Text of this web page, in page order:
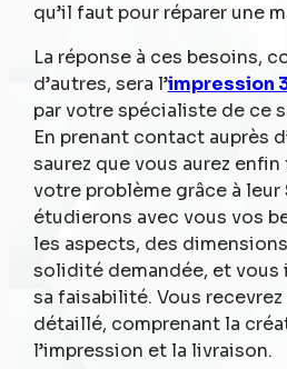
qu’il faut pour réparer une
La réponse à ces besoins,
d’autres, sera l’impression
par votre spécialiste de ce
En prenant contact auprès
saurez que vous aurez
votre problème grâce à leur
étudierons avec vous vos
les aspects, des
solidité demandée, et
sa faisabilité. Vous
détaillé, comprenant la
l’impression et la livraison.